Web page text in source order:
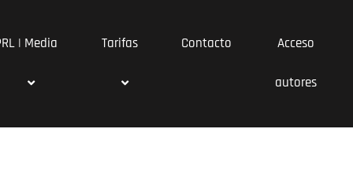
| Media Tarifas Contacto Acceso
autores